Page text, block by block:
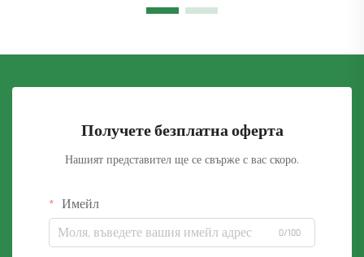
Получете безплатна оферта
Нашият представител ще се свърже с вас скоро.
Имейл
0/100